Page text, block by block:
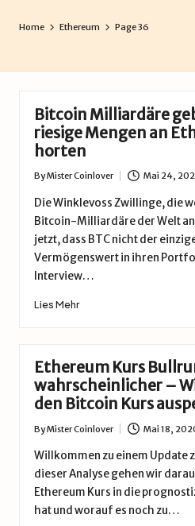
Home Ethereum Page 36
Bitcoin Milliardäre
riesige Mengen an
horten
Posted
by
ByMister Coinlover Mai 24,
Die Winklevoss Zwillinge, die
Bitcoin-Milliardäre der Welt
jetzt, dass BTC nicht der
Vermögenswert in ihren
Interview…
Lies Mehr
Ethereum Kurs
wahrscheinlicher –
den Bitcoin Kurs
Posted
by
ByMister Coinlover Mai 18,
Willkommen zu einem Update
dieser Analyse gehen wir
Ethereum Kurs in die
hat und worauf es noch zu…